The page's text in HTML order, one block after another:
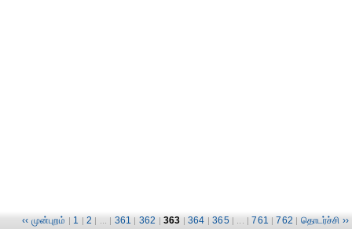
‹‹ முன்புறம் | 1 | 2 | ... | 361 | 362 | 363 | 364 | 365 | ... | 761 | 762 | தொடர்ச்சி ››